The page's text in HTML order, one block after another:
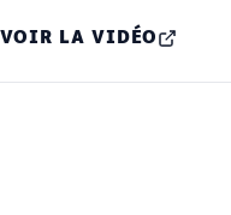
VOIR LA VIDÉO